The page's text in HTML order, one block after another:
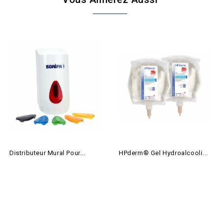
Distributeur Mural Pour... H
Pderm® Gel Hydroalcoolique...